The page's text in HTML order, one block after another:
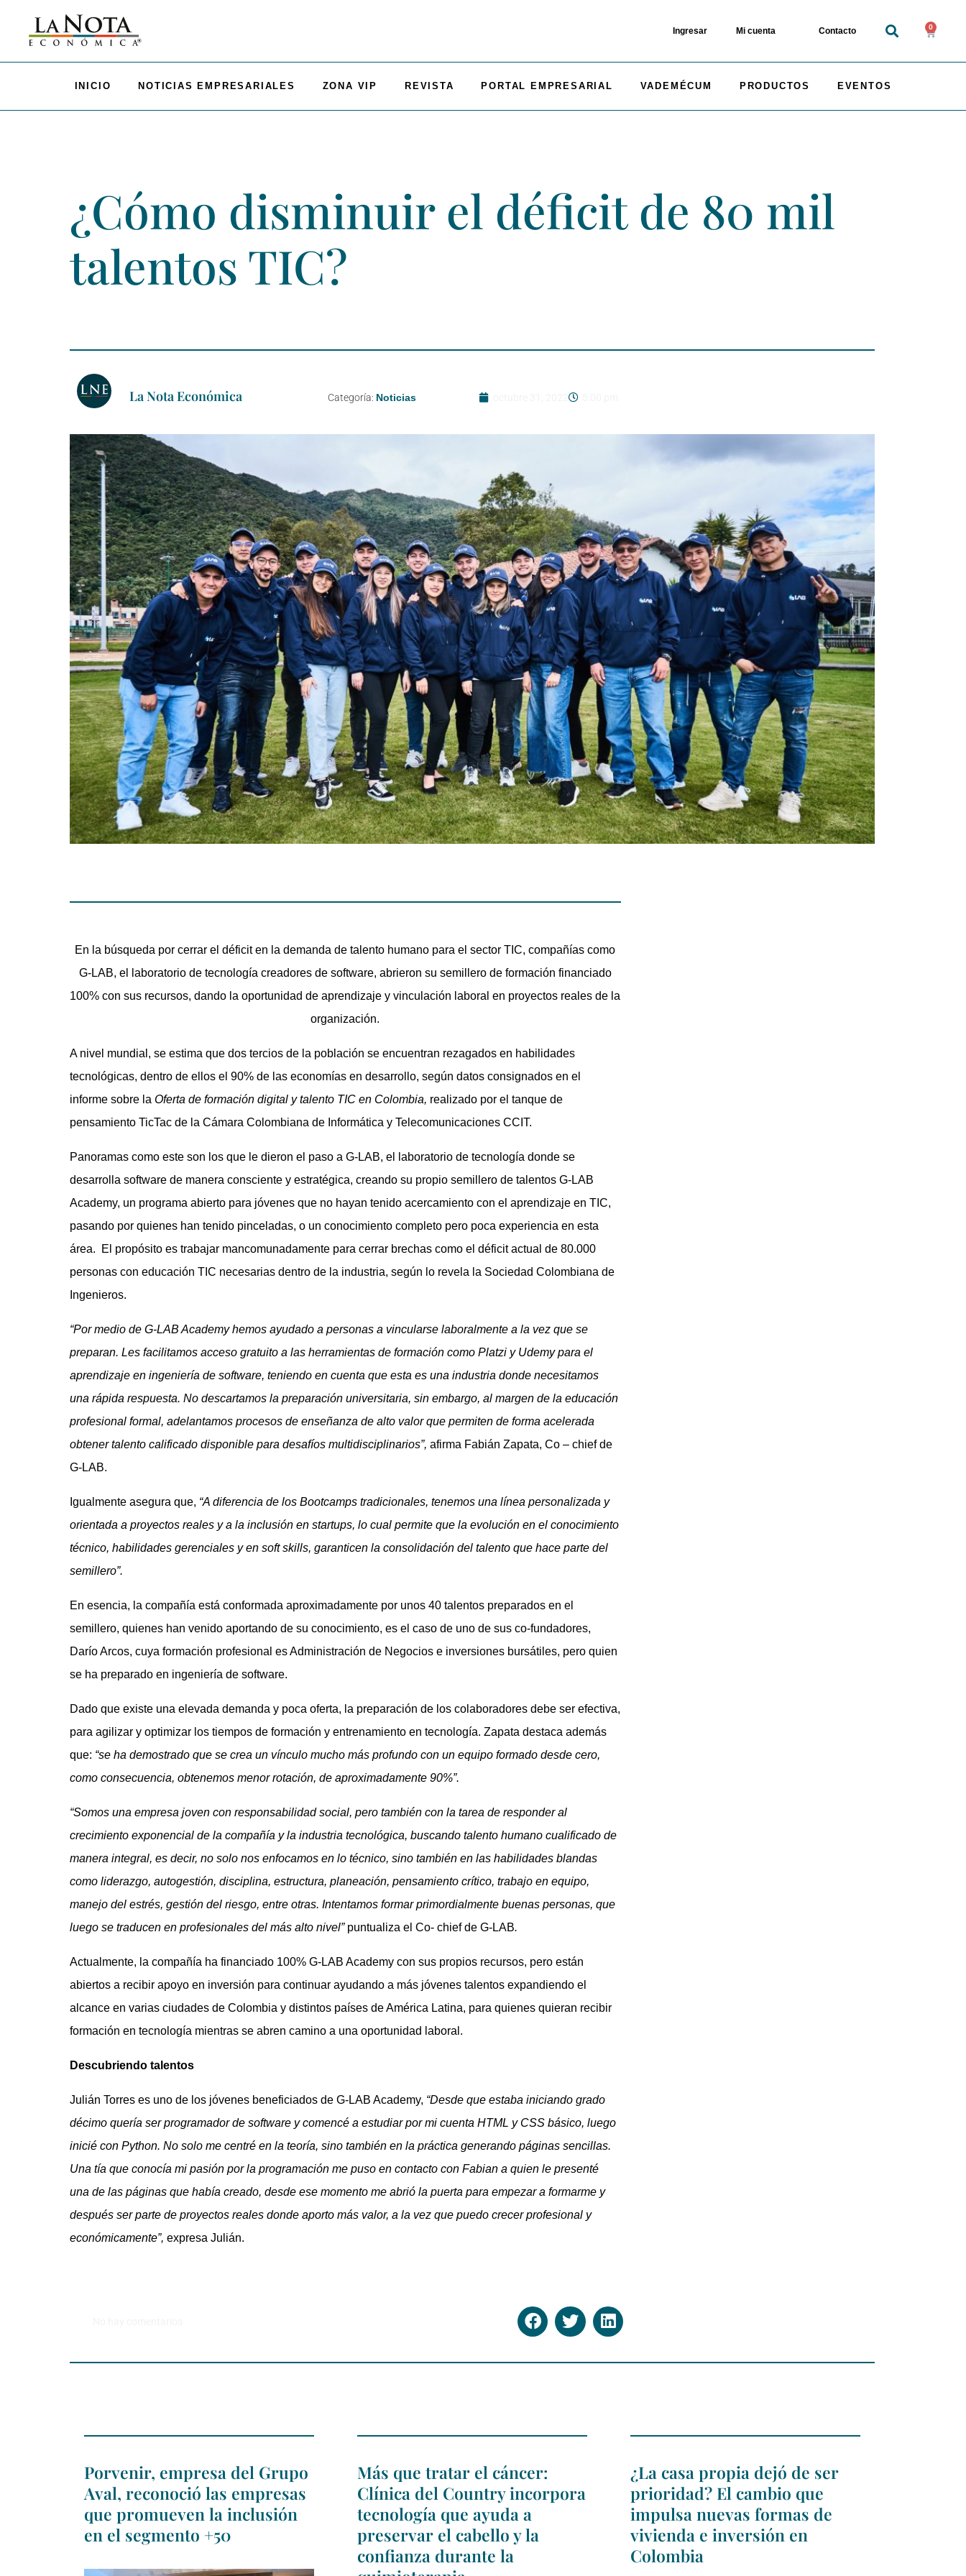
Ingresar Mi cuenta Contacto 0
INICIO NOTICIAS EMPRESARIALES ZONA VIP REVISTA PORTAL EMPRESARIAL VADEMÉCUM PRODUCTOS EVENTOS
¿Cómo disminuir el déficit de 80 mil
talentos TIC?
La Nota Económica Categoría: Noticias
En la búsqueda por cerrar el déficit en la demanda de talento humano para el sector TIC, compañías como
G-LAB, el laboratorio de tecnología creadores de software, abrieron su semillero de formación financiado
100% con sus recursos, dando la oportunidad de aprendizaje y vinculación laboral en proyectos reales de la
organización.
A nivel mundial, se estima que dos tercios de la población se encuentran rezagados en habilidades
tecnológicas, dentro de ellos el 90% de las economías en desarrollo, según datos consignados en el
informe sobre la Oferta de formación digital y talento TIC en Colombia, realizado por el tanque de
pensamiento TicTac de la Cámara Colombiana de Informática y Telecomunicaciones CCIT.
Panoramas como este son los que le dieron el paso a G-LAB, el laboratorio de tecnología donde se
desarrolla software de manera consciente y estratégica, creando su propio semillero de talentos G-LAB
Academy, un programa abierto para jóvenes que no hayan tenido acercamiento con el aprendizaje en TIC,
pasando por quienes han tenido pinceladas, o un conocimiento completo pero poca experiencia en esta
área. El propósito es trabajar mancomunadamente para cerrar brechas como el déficit actual de 80.000
personas con educación TIC necesarias dentro de la industria, según lo revela la Sociedad Colombiana de
Ingenieros.
“Por medio de G-LAB Academy hemos ayudado a personas a vincularse laboralmente a la vez que se
preparan. Les facilitamos acceso gratuito a las herramientas de formación como Platzi y Udemy para el
aprendizaje en ingeniería de software, teniendo en cuenta que esta es una industria donde necesitamos
una rápida respuesta. No descartamos la preparación universitaria, sin embargo, al margen de la educación
profesional formal, adelantamos procesos de enseñanza de alto valor que permiten de forma acelerada
obtener talento calificado disponible para desafíos multidisciplinarios”, afirma Fabián Zapata, Co – chief de
G-LAB.
Igualmente asegura que, “A diferencia de los Bootcamps tradicionales, tenemos una línea personalizada y
orientada a proyectos reales y a la inclusión en startups, lo cual permite que la evolución en el conocimiento
técnico, habilidades gerenciales y en soft skills, garanticen la consolidación del talento que hace parte del
semillero”.
En esencia, la compañía está conformada aproximadamente por unos 40 talentos preparados en el
semillero, quienes han venido aportando de su conocimiento, es el caso de uno de sus co-fundadores,
Darío Arcos, cuya formación profesional es Administración de Negocios e inversiones bursátiles, pero quien
se ha preparado en ingeniería de software.
Dado que existe una elevada demanda y poca oferta, la preparación de los colaboradores debe ser efectiva,
para agilizar y optimizar los tiempos de formación y entrenamiento en tecnología. Zapata destaca además
que: “se ha demostrado que se crea un vínculo mucho más profundo con un equipo formado desde cero,
como consecuencia, obtenemos menor rotación, de aproximadamente 90%”.
“Somos una empresa joven con responsabilidad social, pero también con la tarea de responder al
crecimiento exponencial de la compañía y la industria tecnológica, buscando talento humano cualificado de
manera integral, es decir, no solo nos enfocamos en lo técnico, sino también en las habilidades blandas
como liderazgo, autogestión, disciplina, estructura, planeación, pensamiento crítico, trabajo en equipo,
manejo del estrés, gestión del riesgo, entre otras. Intentamos formar primordialmente buenas personas, que
luego se traducen en profesionales del más alto nivel” puntualiza el Co- chief de G-LAB.
Actualmente, la compañía ha financiado 100% G-LAB Academy con sus propios recursos, pero están
abiertos a recibir apoyo en inversión para continuar ayudando a más jóvenes talentos expandiendo el
alcance en varias ciudades de Colombia y distintos países de América Latina, para quienes quieran recibir
formación en tecnología mientras se abren camino a una oportunidad laboral.
Descubriendo talentos
Julián Torres es uno de los jóvenes beneficiados de G-LAB Academy, “Desde que estaba iniciando grado
décimo quería ser programador de software y comencé a estudiar por mi cuenta HTML y CSS básico, luego
inicié con Python. No solo me centré en la teoría, sino también en la práctica generando páginas sencillas.
Una tía que conocía mi pasión por la programación me puso en contacto con Fabian a quien le presenté
una de las páginas que había creado, desde ese momento me abrió la puerta para empezar a formarme y
después ser parte de proyectos reales donde aporto más valor, a la vez que puedo crecer profesional y
económicamente”, expresa Julián.
Porvenir, empresa del Grupo
Aval, reconoció las empresas
que promueven la inclusión
en el segmento +50
Más que tratar el cáncer:
Clínica del Country incorpora
tecnología que ayuda a
preservar el cabello y la
confianza durante la
¿La casa propia dejó de ser
prioridad? El cambio que
impulsa nuevas formas de
vivienda e inversión en
Colombia